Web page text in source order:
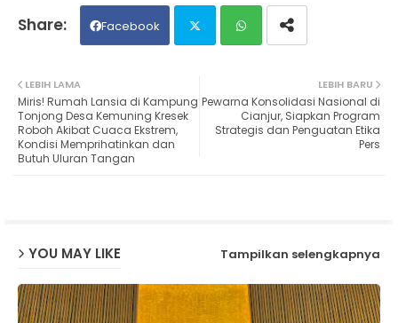
Facebook
ter ats
LEBIH BARU
Pewarna Konsolidasi Nasional di
Cianjur, Siapkan Program
Strategis dan Penguatan Etika
Pers
LEBIH LAMA
Miris! Rumah Lansia di Kampung
Tonjong Desa Kemuning Kresek
Roboh Akibat Cuaca Ekstrem,
Kondisi Memprihatinkan dan
Butuh Uluran Tangan
YOU MAY LIKE Tampilkan selengkapnya